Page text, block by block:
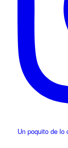
Un poquito de